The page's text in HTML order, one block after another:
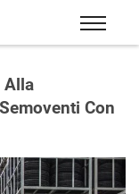
Alla
Con